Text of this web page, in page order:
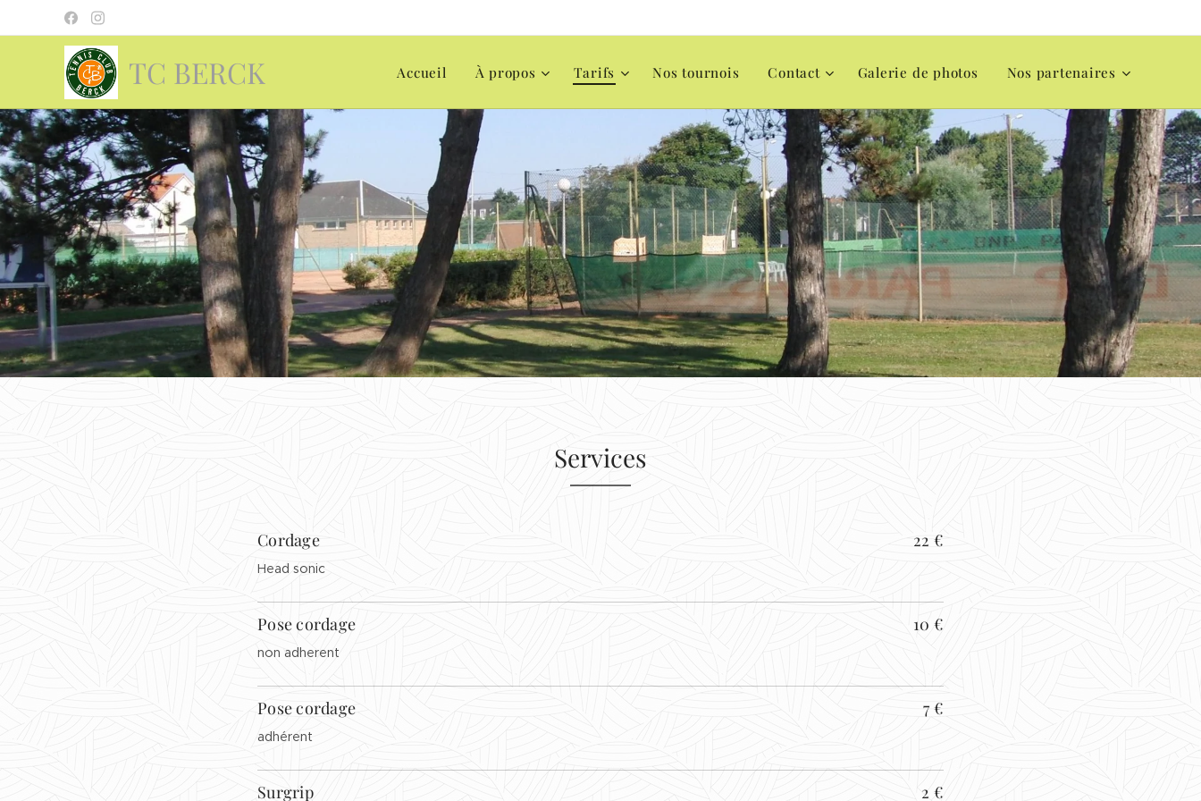
TC BERCK Accueil À propos Tarifs Nos tournois Contact Galerie de photos Nos partenaires
Services
Cordage
Head sonic
22 €
Pose cordage
non adherent
10 €
Pose cordage
adhérent
7 €
Surgrip 2 €